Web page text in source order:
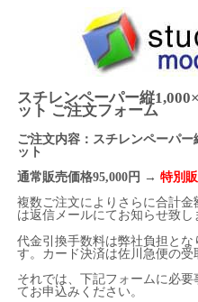
スチレンペーパー縦
ット ご注文フォーム
ご注文内容：スチレンペーパ
ット
通常販売価格95,000円 → 特別
複数ご注文によりさらに合計金
は返信メールにてお知らせ致し
代金引換手数料は弊社負担と
す。カード決済は佐川急便の受
それでは、下記フォームに必
てお申込みください。